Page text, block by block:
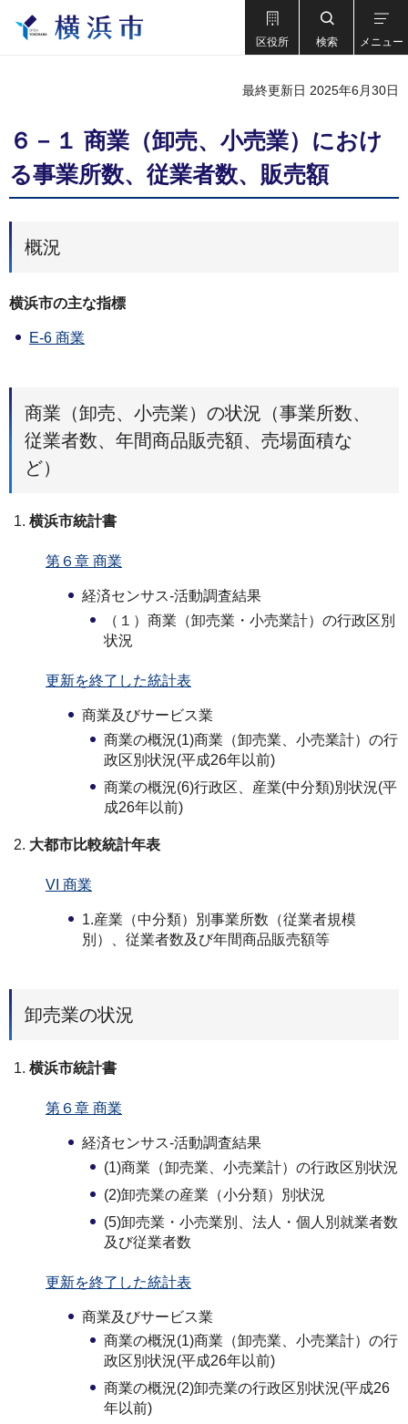
区役所 検索 メニュー
最終更新日 2025年6月30日
６－１ 商業（卸売、小売業）におけ
る事業所数、従業者数、販売額
概況
横浜市の主な指標
E-6 商業
商業（卸売、小売業）の状況（事業所数、
従業者数、年間商品販売額、売場面積な
ど）
横浜市統計書
第６章 商業
経済センサス-活動調査結果
（１）商業（卸売業・小売業計）の行政区別
状況
更新を終了した統計表
商業及びサービス業
商業の概況(1)商業（卸売業、小売業計）の行
政区別状況(平成26年以前)
商業の概況(6)行政区、産業(中分類)別状況(平
成26年以前)
大都市比較統計年表
VI 商業
1.産業（中分類）別事業所数（従業者規模
別）、従業者数及び年間商品販売額等
卸売業の状況
横浜市統計書
第６章 商業
経済センサス-活動調査結果
(1)商業（卸売業、小売業計）の行政区別状況
(2)卸売業の産業（小分類）別状況
(5)卸売業・小売業別、法人・個人別就業者数
及び従業者数
更新を終了した統計表
商業及びサービス業
商業の概況(1)商業（卸売業、小売業計）の行
政区別状況(平成26年以前)
商業の概況(2)卸売業の行政区別状況(平成26
年以前)